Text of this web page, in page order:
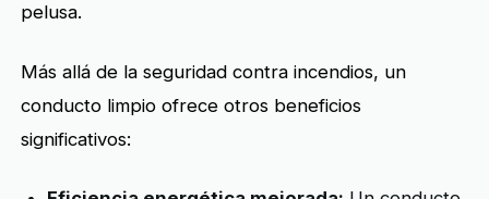
pelusa.
Más allá de la seguridad contra incendios, un
conducto limpio ofrece otros beneficios
significativos: